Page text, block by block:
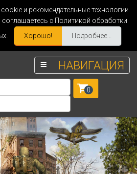
и рекомендательные технологии.
с Политикой обработки
Хорошо! Подробнее...
НАВИГАЦИЯ
0